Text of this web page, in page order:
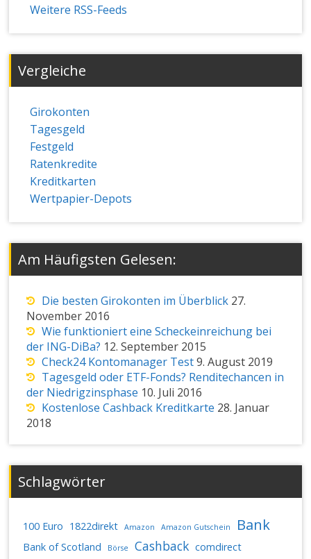
Weitere RSS-Feeds
Vergleiche
Girokonten
Tagesgeld
Festgeld
Ratenkredite
Kreditkarten
Wertpapier-Depots
Am Häufigsten Gelesen:
Die besten Girokonten im Überblick 27.
November 2016
Wie funktioniert eine Scheckeinreichung bei
der ING-DiBa? 12. September 2015
Check24 Kontomanager Test 9. August 2019
Tagesgeld oder ETF-Fonds? Renditechancen in
der Niedrigzinsphase 10. Juli 2016
Kostenlose Cashback Kreditkarte 28. Januar
2018
Schlagwörter
100 Euro 1822direkt Amazon Amazon Gutschein Bank
Bank of Scotland Börse Cashback comdirect